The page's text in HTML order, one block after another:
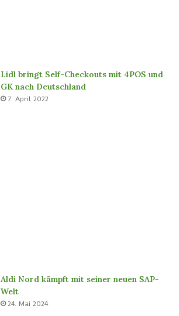
Lidl bringt Self-Checkouts mit 4POS und
GK nach Deutschland
7. April 2022
Aldi Nord kämpft mit seiner neuen SAP-
Welt
24. Mai 2024